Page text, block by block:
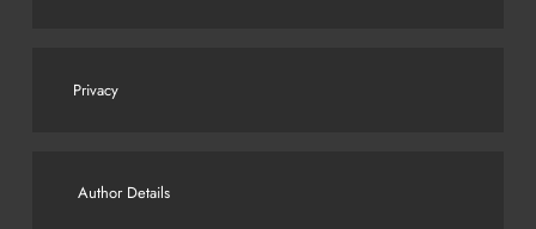
Privacy
Author Details